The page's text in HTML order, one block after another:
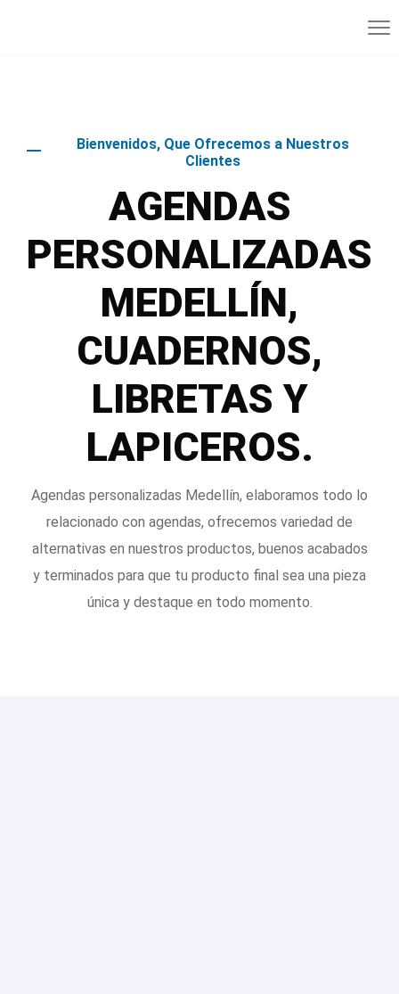
Bienvenidos, Que Ofrecemos a Nuestros
Clientes
AGENDAS
PERSONALIZADAS
MEDELLÍN,
CUADERNOS,
LIBRETAS Y
LAPICEROS.
Agendas personalizadas Medellín, elaboramos todo lo
relacionado con agendas, ofrecemos variedad de
alternativas en nuestros productos, buenos acabados
y terminados para que tu producto final sea una pieza
única y destaque en todo momento.